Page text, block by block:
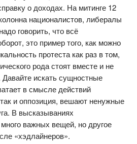
о доходах. На митинге 12
националистов, либералы
говорить, что всё
это пример того, как можно
протеста как раз в том,
рода стоят вместе и не
искать сущностные
в смысле действий
и оппозиция, вешают ненужные
В высказываниях
важных вещей, но другое
«хэдлайнеров».